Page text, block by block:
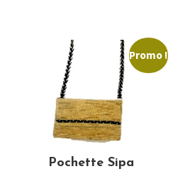
Promo !
Pochette Sipa